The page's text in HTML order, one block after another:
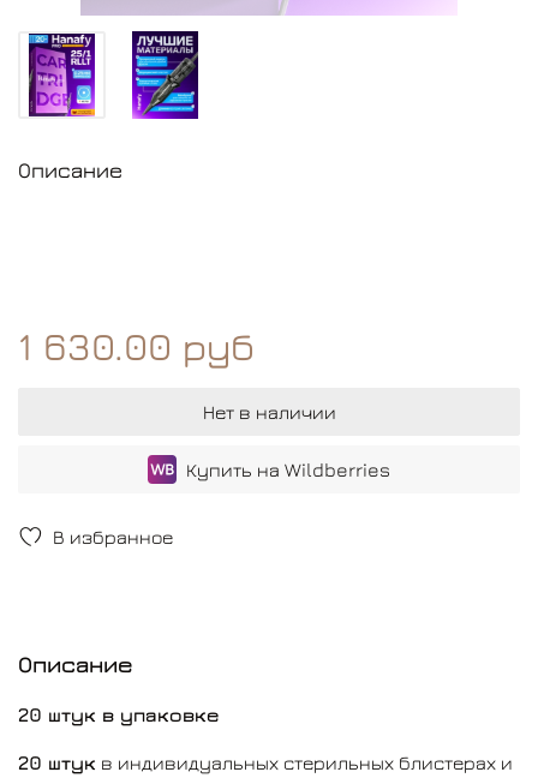
В избранное
Описание
1 630.00 руб
Нет в наличии
Купить на Wildberries
Описание
20 штук в упаковке
20 штук в индивидуальных стерильных блистерах и